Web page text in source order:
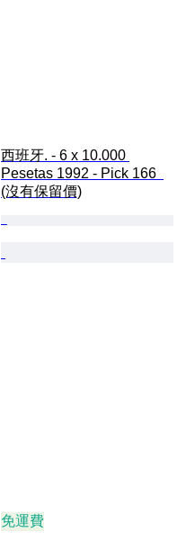
西班牙. - 6 x 10.000
Pesetas 1992 - Pick 166
(沒有保留價)
免運費